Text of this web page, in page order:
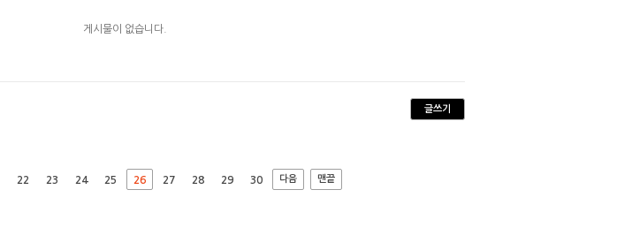
게시물이 없습니다.
글쓰기
22 23 24 25 26 27 28 29 30 다음 맨끝